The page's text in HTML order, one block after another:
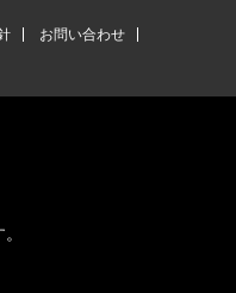
お問い合わせ